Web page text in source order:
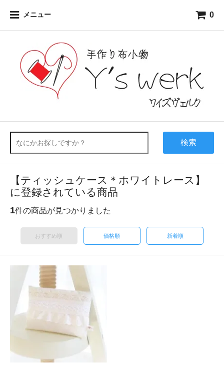
メニュー 0
検索
【ティッシュケース＊ホワイトレース】
に登録されている商品
1件の商品が見つかりました
おすすめ順 価格順 新着順